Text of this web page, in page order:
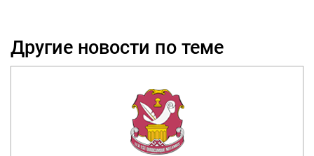
Другие новости по теме